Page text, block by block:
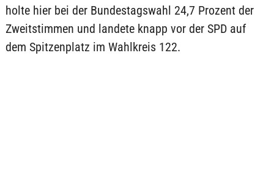
holte hier bei der Bundestagswahl 24,7 Prozent der
Zweitstimmen und landete knapp vor der SPD auf
dem Spitzenplatz im Wahlkreis 122.